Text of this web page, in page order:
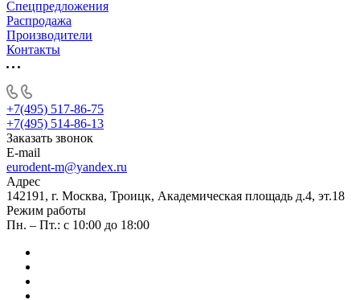
Спецпредложения
Распродажа
Производители
Контакты
+7(495) 517-86-75
+7(495) 514-86-13
Заказать звонок
E-mail
eurodent-m@yandex.ru
Адрес
142191, г. Москва, Троицк, Академическая площадь д.4, эт.18
Режим работы
Пн. – Пт.: с 10:00 до 18:00